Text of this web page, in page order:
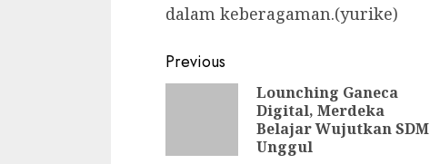
dalam keberagaman.(yurike)
Continue
Reading
Previous
Lounching Ganeca
Digital, Merdeka
Belajar Wujutkan SDM
Unggul